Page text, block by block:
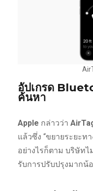
อัปเกรด
ค้นหา
Apple กล่าวว่า
แล้วซึ่ง “ขยายระยะท
อย่างไรก็ตาม บริษัทไ
รับการปรับปรุงมากน้